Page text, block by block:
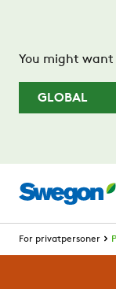
You might
GLOBAL
For privatpersoner